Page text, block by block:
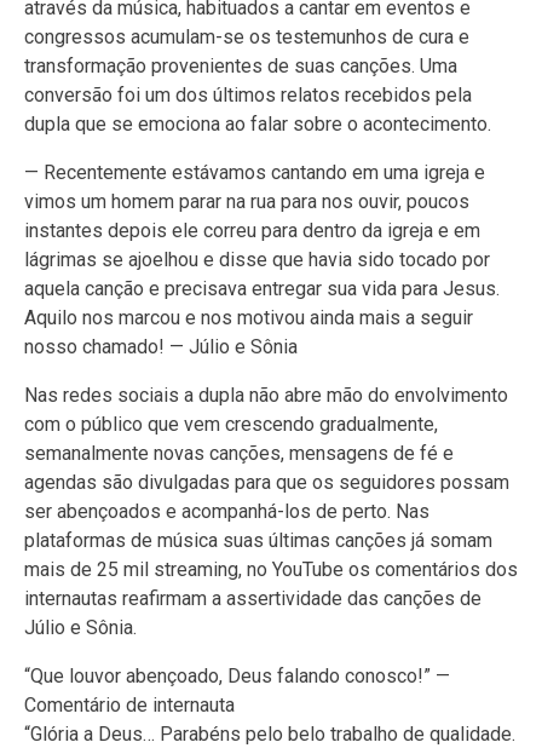
através da música, habituados a cantar em eventos e
congressos acumulam-se os testemunhos de cura e
transformação provenientes de suas canções. Uma
conversão foi um dos últimos relatos recebidos pela
dupla que se emociona ao falar sobre o acontecimento.
— Recentemente estávamos cantando em uma igreja e
vimos um homem parar na rua para nos ouvir, poucos
instantes depois ele correu para dentro da igreja e em
lágrimas se ajoelhou e disse que havia sido tocado por
aquela canção e precisava entregar sua vida para Jesus.
Aquilo nos marcou e nos motivou ainda mais a seguir
nosso chamado! — Júlio e Sônia
Nas redes sociais a dupla não abre mão do envolvimento
com o público que vem crescendo gradualmente,
semanalmente novas canções, mensagens de fé e
agendas são divulgadas para que os seguidores possam
ser abençoados e acompanhá-los de perto. Nas
plataformas de música suas últimas canções já somam
mais de 25 mil streaming, no YouTube os comentários dos
internautas reafirmam a assertividade das canções de
Júlio e Sônia.
“Que louvor abençoado, Deus falando conosco!” —
Comentário de internauta
“Glória a Deus… Parabéns pelo belo trabalho de qualidade.